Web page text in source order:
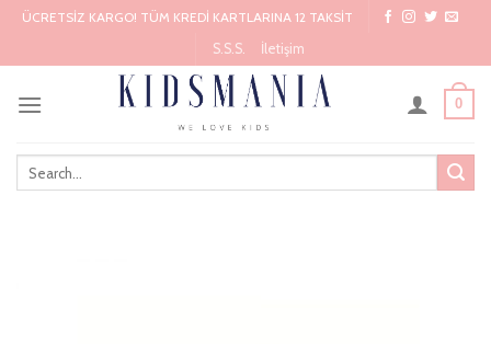
Skip
content
ÜCRETSİZ KARGO! TÜM KREDİ KARTLARINA 12 TAKSİT
S.S.S.
İletişim
0